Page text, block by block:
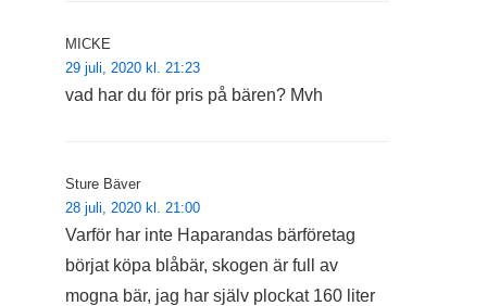
MICKE
29 juli, 2020 kl. 21:23
vad har du för pris på bären? Mvh
Sture Bäver
28 juli, 2020 kl. 21:00
Varför har inte Haparandas bärföretag
börjat köpa blåbär, skogen är full av
mogna bär, jag har själv plockat 160 liter